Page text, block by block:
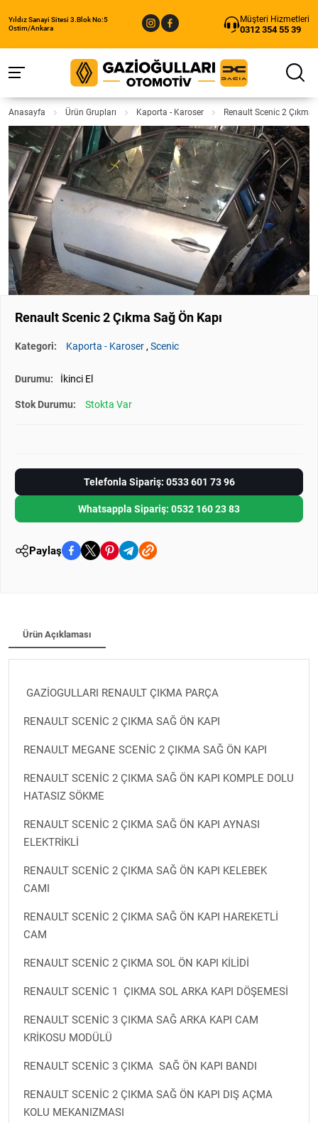
Yıldız Sanayi Sitesi 3.Blok No:5
Ostim/Ankara
Müşteri Hizmetleri
0312 354 55 39
Anasayfa Ürün Grupları Kaporta - Karoser Renault Scenic 2 Çıkma
Renault Scenic 2 Çıkma Sağ Ön Kapı
Kategori: Kaporta - Karoser,Scenic
Durumu: İkinci El
Stok Durumu: Stokta Var
Telefonla Sipariş: 0533 601 73 96
Whatsappla Sipariş: 0532 160 23 83
Paylaş
Ürün Açıklaması
GAZİOGULLARI RENAULT ÇIKMA PARÇA
RENAULT SCENİC 2 ÇIKMA SAĞ ÖN KAPI
RENAULT MEGANE SCENİC 2 ÇIKMA SAĞ ÖN KAPI
RENAULT SCENİC 2 ÇIKMA SAĞ ÖN KAPI KOMPLE DOLU
HATASIZ SÖKME
RENAULT SCENİC 2 ÇIKMA SAĞ ÖN KAPI AYNASI
ELEKTRİKLİ
RENAULT SCENİC 2 ÇIKMA SAĞ ÖN KAPI KELEBEK
CAMI
RENAULT SCENİC 2 ÇIKMA SAĞ ÖN KAPI HAREKETLİ
CAM
RENAULT SCENİC 2 ÇIKMA SOL ÖN KAPI KİLİDİ
RENAULT SCENİC 1 ÇIKMA SOL ARKA KAPI DÖŞEMESİ
RENAULT SCENİC 3 ÇIKMA SAĞ ARKA KAPI CAM
KRİKOSU MODÜLÜ
RENAULT SCENİC 3 ÇIKMA SAĞ ÖN KAPI BANDI
RENAULT SCENİC 2 ÇIKMA SAĞ ÖN KAPI DIŞ AÇMA
KOLU MEKANIZMASI